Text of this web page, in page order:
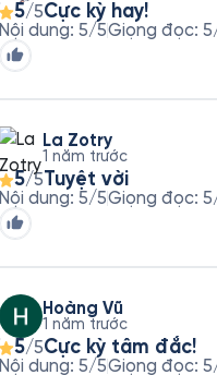
5/5Cực kỳ hay!
Nội dung: 5/5Giọng đọc: 5
La Zotry
1 năm trước
5/5Tuyệt vời
Nội dung: 5/5Giọng đọc: 5
Hoàng Vũ
1 năm trước
5/5Cực kỳ tâm đắc!
Nội dung: 5/5Giọng đọc: 5